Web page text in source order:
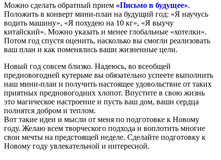
Можно сделать обратный прием «Письмо в будущее».
Положить в конверт мини-план на будущий год: «Я научусь
водить машину», «Я похудею на 10 кг», «Я выучу
китайский». Можно указать и менее глобальные «хотелки».
Потом год спустя оценить, насколько вы смогли реализовать
ваш план и как поменялись ваши жизненные цели.
Новый год совсем близко. Надеюсь, во всеобщей
предновогодней кутерьме вы обязательно успеете выполнить
наш мини-план и получить настоящее удовольствие от таких
приятных предновогодних хлопот. Впустите в свою жизнь
это магическое настроение и пусть ваш дом, ваши сердца
полнятся добром и теплом.
Вот такие идеи и мысли от меня по подготовке к Новому
году. Желаю всем творческого подхода и воплотить многие
свои мечты на предстоящей неделе. Сделайте подготовку к
Новому году увлекательной и интересной.